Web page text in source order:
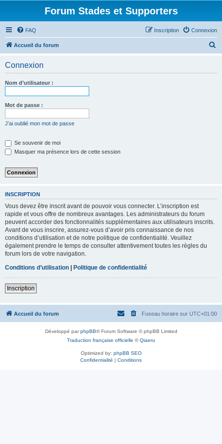
Forum Stades et Supporters
FAQ Connexion
Inscription
Accueil du forum
Connexion
Nom d’utilisateur :
Mot de passe :
J’ai oublié mon mot de passe
Se souvenir de moi
Masquer ma présence lors de cette session
INSCRIPTION
Vous devez être inscrit avant de pouvoir vous connecter. L’inscription est
rapide et vous offre de nombreux avantages. Les administrateurs du forum
peuvent accorder des fonctionnalités supplémentaires aux utilisateurs inscrits.
Avant de vous inscrire, assurez-vous d’avoir pris connaissance de nos
conditions d’utilisation et de notre politique de confidentialité. Veuillez
également prendre le temps de consulter attentivement toutes les règles du
forum lors de votre navigation.
Conditions d’utilisation | Politique de confidentialité
Inscription
Accueil du forum Fuseau horaire sur UTC+01:00
Développé parphpBB® Forum Software © phpBB Limited
Traduction française officielle ©Qiaeru
Optimized by: phpBB SEO
Confidentialité | Conditions